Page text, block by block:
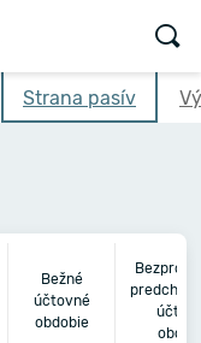
Strana pasív
Bežné
účtovné
obdobie